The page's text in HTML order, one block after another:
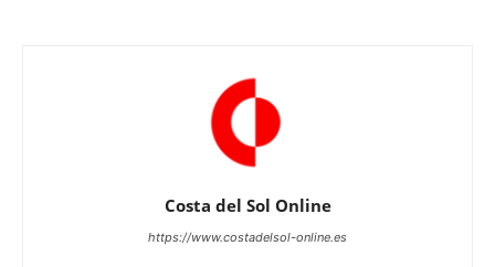
Costa del Sol Online
https://www.costadelsol-online.es